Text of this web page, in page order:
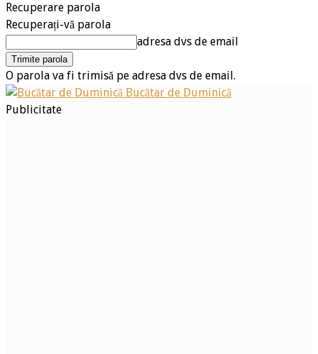
Recuperare parola
Recuperați-vă parola
adresa dvs de email
O parola va fi trimisă pe adresa dvs de email.
Bucătar de Duminică
Publicitate